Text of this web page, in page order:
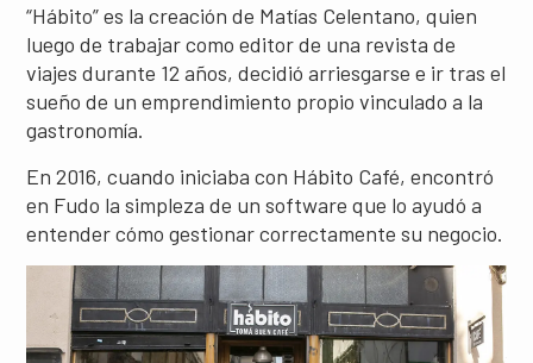
“Hábito” es la creación de Matías Celentano, quien
luego de trabajar como editor de una revista de
viajes durante 12 años, decidió arriesgarse e ir tras el
sueño de un emprendimiento propio vinculado a la
gastronomía.
En 2016, cuando iniciaba con Hábito Café, encontró
en Fudo la simpleza de un software que lo ayudó a
entender cómo gestionar correctamente su negocio.